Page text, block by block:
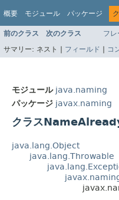
概要 モジュール パッケージ
前のクラス 次のクラス フレ
サマリー: ネスト | フィールド | コ
モジュール java.naming
パッケージ javax.naming
クラス
java.lang.Object
java.lang.Throwable